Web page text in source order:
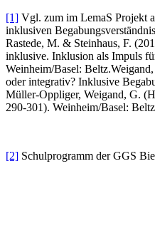
[1] Vgl. zum im LemaS Projekt
inklusiven
Rastede, M. & Steinhaus, F.
inklusive. Inklusion als Impuls
Weinheim/Basel:
oder integrativ? Inklusive
Müller-Oppliger, Weigand, G.
290-301). Weinheim/Basel:
[2] Schulprogramm der GGS